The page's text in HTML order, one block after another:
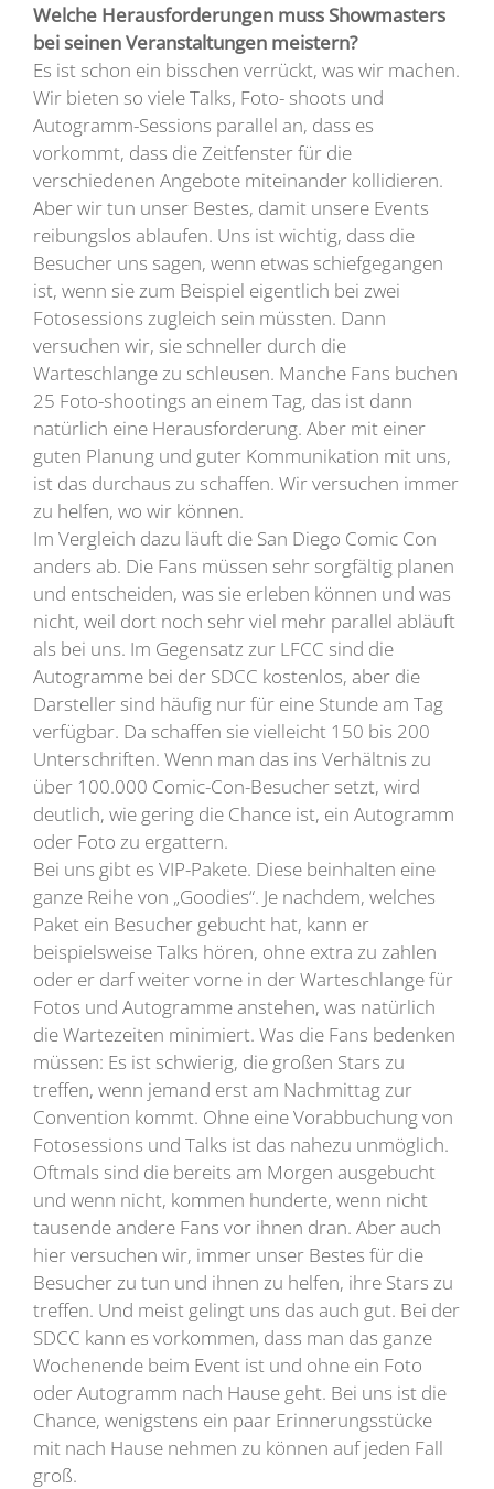
Welche Herausforderungen muss Showmasters
bei seinen Veranstaltungen meistern?
Es ist schon ein bisschen verrückt, was wir machen.
Wir bieten so viele Talks, Foto- shoots und
Autogramm-Sessions parallel an, dass es
vorkommt, dass die Zeitfenster für die
verschiedenen Angebote miteinander kollidieren.
Aber wir tun unser Bestes, damit unsere Events
reibungslos ablaufen. Uns ist wichtig, dass die
Besucher uns sagen, wenn etwas schiefgegangen
ist, wenn sie zum Beispiel eigentlich bei zwei
Fotosessions zugleich sein müssten. Dann
versuchen wir, sie schneller durch die
Warteschlange zu schleusen. Manche Fans buchen
25 Foto-shootings an einem Tag, das ist dann
natürlich eine Herausforderung. Aber mit einer
guten Planung und guter Kommunikation mit uns,
ist das durchaus zu schaffen. Wir versuchen immer
zu helfen, wo wir können.
Im Vergleich dazu läuft die San Diego Comic Con
anders ab. Die Fans müssen sehr sorgfältig planen
und entscheiden, was sie erleben können und was
nicht, weil dort noch sehr viel mehr parallel abläuft
als bei uns. Im Gegensatz zur LFCC sind die
Autogramme bei der SDCC kostenlos, aber die
Darsteller sind häufig nur für eine Stunde am Tag
verfügbar. Da schaffen sie vielleicht 150 bis 200
Unterschriften. Wenn man das ins Verhältnis zu
über 100.000 Comic-Con-Besucher setzt, wird
deutlich, wie gering die Chance ist, ein Autogramm
oder Foto zu ergattern.
Bei uns gibt es VIP-Pakete. Diese beinhalten eine
ganze Reihe von „Goodies“. Je nachdem, welches
Paket ein Besucher gebucht hat, kann er
beispielsweise Talks hören, ohne extra zu zahlen
oder er darf weiter vorne in der Warteschlange für
Fotos und Autogramme anstehen, was natürlich
die Wartezeiten minimiert. Was die Fans bedenken
müssen: Es ist schwierig, die großen Stars zu
treffen, wenn jemand erst am Nachmittag zur
Convention kommt. Ohne eine Vorabbuchung von
Fotosessions und Talks ist das nahezu unmöglich.
Oftmals sind die bereits am Morgen ausgebucht
und wenn nicht, kommen hunderte, wenn nicht
tausende andere Fans vor ihnen dran. Aber auch
hier versuchen wir, immer unser Bestes für die
Besucher zu tun und ihnen zu helfen, ihre Stars zu
treffen. Und meist gelingt uns das auch gut. Bei der
SDCC kann es vorkommen, dass man das ganze
Wochenende beim Event ist und ohne ein Foto
oder Autogramm nach Hause geht. Bei uns ist die
Chance, wenigstens ein paar Erinnerungsstücke
mit nach Hause nehmen zu können auf jeden Fall
groß.